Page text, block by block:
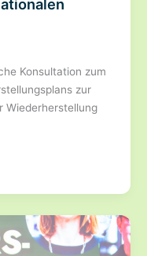
Konsultation zum
zur
Wiederherstellung